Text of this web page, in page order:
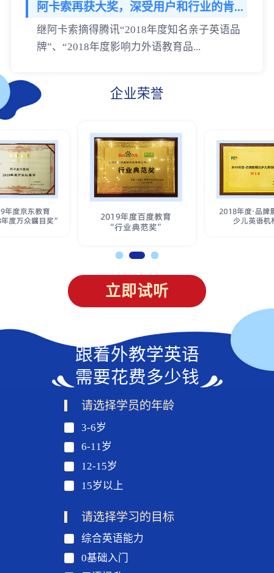
阿卡索再获大奖，深受用户和行业的肯...
继阿卡索摘得腾讯“2018年度知名亲子英语品
牌”、“2018年度影响力外语教育品...
企业荣誉
立即试听
跟着外教学英语
需要花费多少钱
请选择学员的年龄
3-6岁
6-11岁
12-15岁
15岁以上
请选择学习的目标
综合英语能力
0基础入门